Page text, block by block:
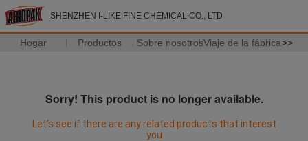
SHENZHEN I-LIKE FINE CHEMICAL CO., LTD
Hogar Productos Sobre nosotrosViaje de la fábrica>>
Sorry! This product is no longer available.
Let's see if there are any related products that interest
you